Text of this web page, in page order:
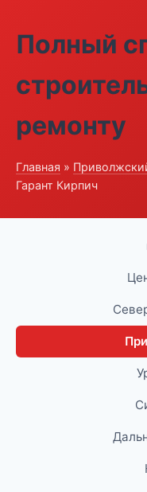
Полный
ремонту
Главная »
Гарант Кирпич